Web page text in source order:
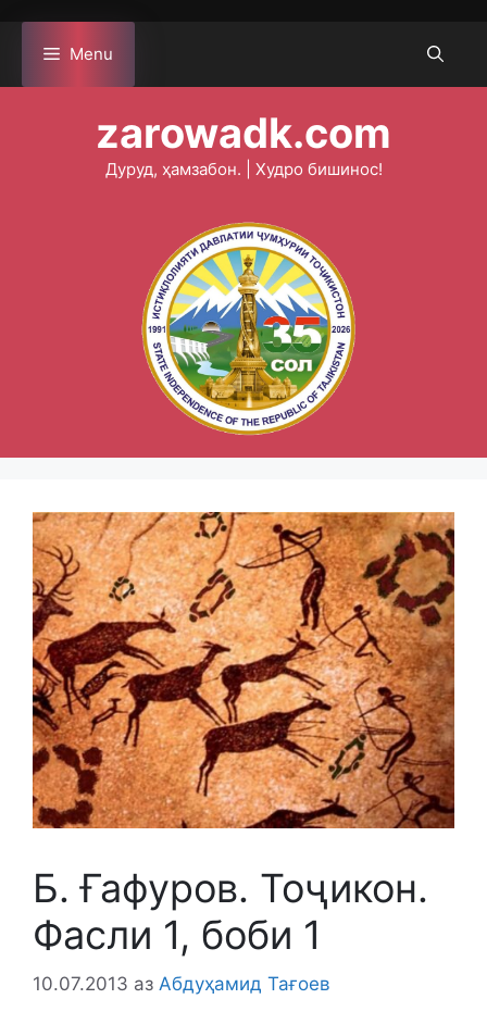
content
Menu
zarowadk.com
Дуруд, ҳамзабон. | Худро бишинос!
Б. Ғафуров. Тоҷикон.
Фасли 1, боби 1
10.07.2013 аз Абдуҳамид Тағоев